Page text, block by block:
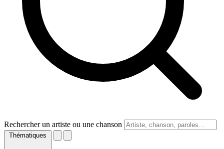
Rechercher un artiste ou une chanson
Thématiques